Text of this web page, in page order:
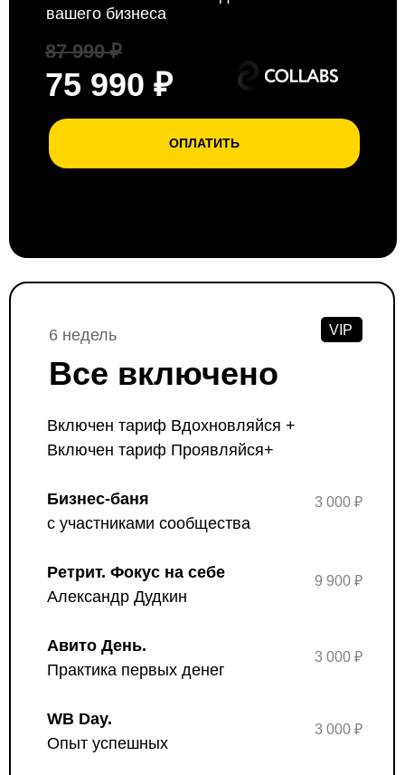
VIP
87 990 ₽
75 990 ₽
ОПЛАТИТЬ
вашего бизнеса
Все включено
Включен тариф Вдохновляйся +
Включен тариф Проявляйся+
Бизнес-баня
с участниками сообщества
Ретрит. Фокус на себе
Александр Дудкин
Авито День.
Практика первых денег
WB Day.
Опыт успешных
6 недель
3 000 ₽
9 900 ₽
3 000 ₽
3 000 ₽